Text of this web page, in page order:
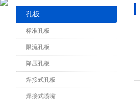
孔板
标准孔板
限流孔板
降压孔板
焊接式孔板
焊接式喷嘴